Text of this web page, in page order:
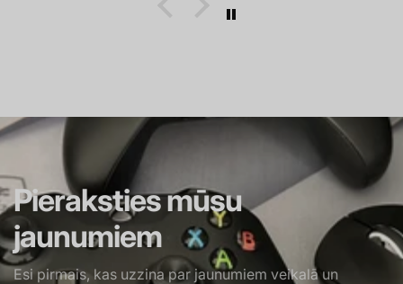
Pieraksties mūsu
jaunumiem
Esi pirmais, kas uzzina par jaunumiem veikalā un